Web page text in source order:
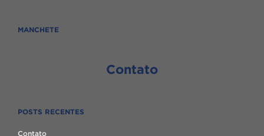
MANCHETE
Contato
POSTS RECENTES
Contato